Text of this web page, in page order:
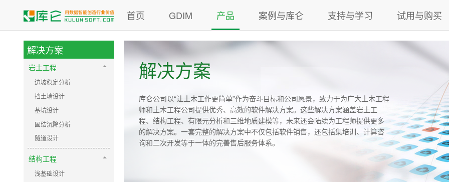
首页 GDIM 产品 案例与库仑 支持与学习 试用与购买
解决方案
岩土工程
边坡稳定分析
挡土墙设计
基坑设计
固结沉降分析
隧道设计
结构工程
浅基础设计
解决方案
库仑公司以“让土木工作更简单”作为奋斗目标和公司愿景，致力于为广大土木工程
师和土木工程公司提供优秀、高效的软件解决方案。这些解决方案涵盖岩土工
程、结构工程、有限元分析和三维地质建模等，未来还会陆续为工程师提供更多
的解决方案。一套完整的解决方案中不仅包括软件销售，还包括集培训、计算咨
询和二次开发等于一体的完善售后服务体系。